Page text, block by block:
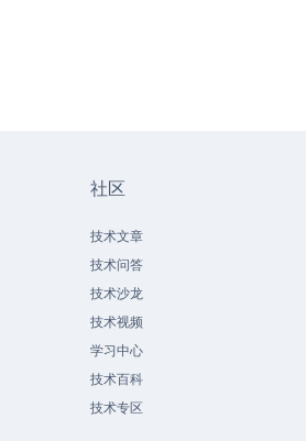
社区
技术文章
技术问答
技术沙龙
技术视频
学习中心
技术百科
技术专区